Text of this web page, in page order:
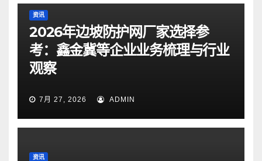
资讯
2026年边坡防护网厂家选择参
考：鑫金冀等企业业务梳理与行业
观察
7月 27, 2026 ADMIN
资讯